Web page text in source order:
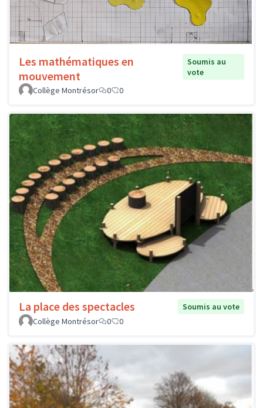
Les mathématiques en
mouvement
Soumis au
vote
Collège Montrésor
0 0
La place des spectacles
Soumis au vote
Collège Montrésor
0 0